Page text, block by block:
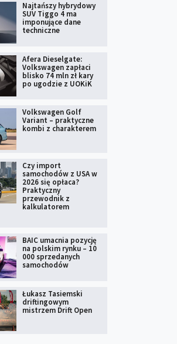
Najtańszy hybrydowy
SUV Tiggo 4 ma
imponujące dane
techniczne
Afera Dieselgate:
Volkswagen zapłaci
blisko 74 mln zł kary
po ugodzie z UOKiK
Volkswagen Golf
Variant – praktyczne
kombi z charakterem
Czy import
samochodów z USA w
2026 się opłaca?
Praktyczny
przewodnik z
kalkulatorem
BAIC umacnia pozycję
na polskim rynku – 10
000 sprzedanych
samochodów
Łukasz Tasiemski
driftingowym
mistrzem Drift Open